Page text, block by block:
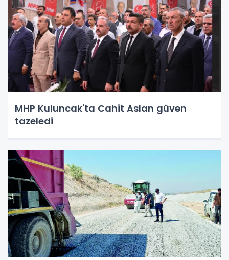
MHP Kuluncak'ta Cahit Aslan güven
tazeledi